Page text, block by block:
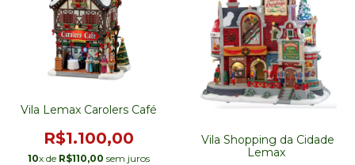
Vila Lemax Carolers Café
R$1.100,00
10x de R$110,00 sem juros
Vila Shopping da Cidade
Lemax